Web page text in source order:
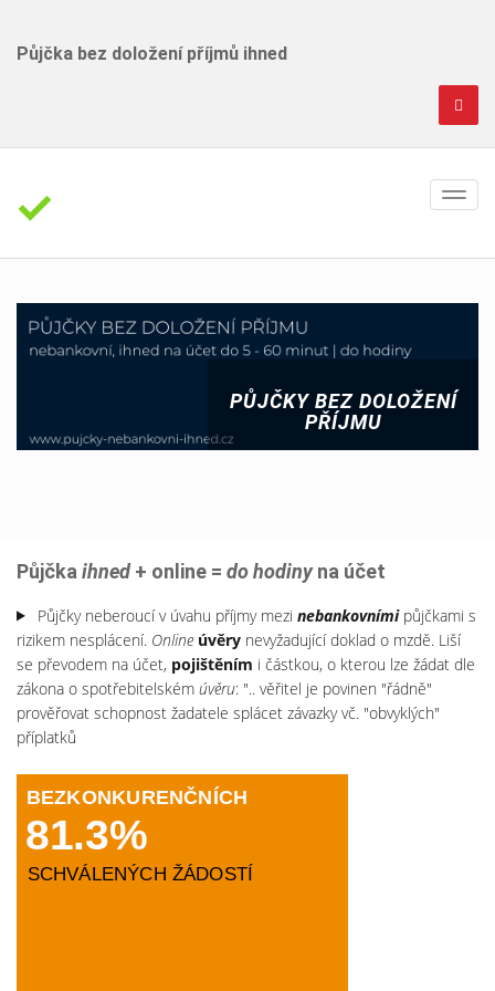
Půjčka bez doložení příjmů ihned
PŮJČKY BEZ DOLOŽENÍ
PŘÍJMU
Půjčka ihned+ online = do hodinyna účet
Půjčky neberoucí v úvahu příjmy mezi nebankovnímipůjčkami s
rizikem nesplácení. Online úvěry nevyžadující doklad o mzdě. Liší
se převodem na účet, pojištěním i částkou, o kterou lze žádat dle
zákona o spotřebitelském úvěru: ".. věřitel je povinen "řádně"
prověřovat schopnost žadatele splácet závazky vč. "obvyklých"
příplatků